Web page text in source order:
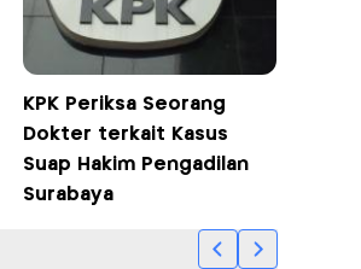
KPK Periksa Seorang
Dokter terkait Kasus
Suap Hakim Pengadilan
Surabaya